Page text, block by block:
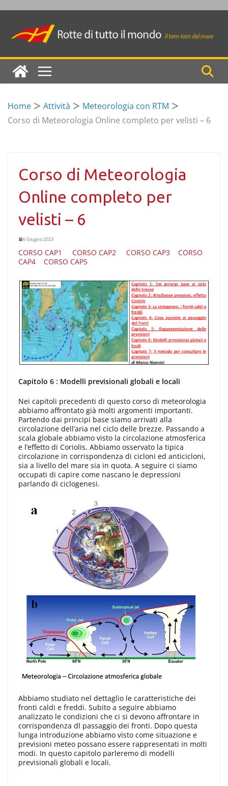
to
Home Attività
Meteorologia con RTM
Corso di Meteorologia Online completo per velisti – 6
Corso di Meteorologia
Online completo per
velisti – 6
6 Giugno 2023
CORSO CAP1 CORSO CAP2 CORSO CAP3
CORSO
CAP4
CORSO CAP5
Capitolo 6 : Modelli previsionali globali e locali
Nei capitoli precedenti di questo corso di meteorologia
abbiamo affrontato già molti argomenti importanti.
Partendo dai principi base siamo arrivati alla
circolazione dell’aria nel ciclo delle brezze. Passando a
scala globale abbiamo visto la circolazione atmosferica
e l’effetto di Coriolis. Abbiamo osservato la tipica
circolazione in corrispondenza di cicloni ed anticicloni,
sia a livello del mare sia in quota. A seguire ci siamo
occupati di capire come nascano le depressioni
parlando di ciclogenesi.
Abbiamo studiato nel dettaglio le caratteristiche dei
fronti caldi e freddi. Subito a seguire abbiamo
analizzato le condizioni che ci si devono affrontare in
corrispondenza dl passaggio dei fronti. Dopo questa
lunga introduzione abbiamo visto come situazione e
previsioni meteo possano essere rappresentati in molti
modi. In questo capitolo parleremo di modelli
previsionali globali e locali.